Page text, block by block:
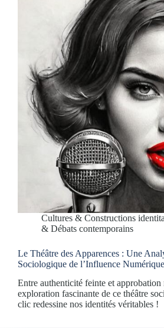
Cultures & Constructions
& Débats contemporains
Le Théâtre des Apparences : Une
Sociologique de l’Influence Numérique
Entre authenticité feinte et approbation
exploration fascinante de ce théâtre
clic redessine nos identités véritables !